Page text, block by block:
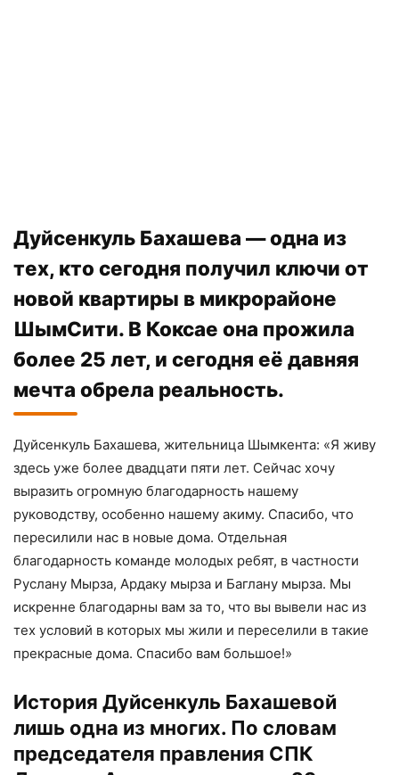
Дуйсенкуль Бахашева — одна из
тех, кто сегодня получил ключи от
новой квартиры в микрорайоне
ШымСити. В Коксае она прожила
более 25 лет, и сегодня её давняя
мечта обрела реальность.
Дуйсенкуль Бахашева, жительница Шымкента: «Я живу
здесь уже более двадцати пяти лет. Сейчас хочу
выразить огромную благодарность нашему
руководству, особенно нашему акиму. Спасибо, что
пересилили нас в новые дома. Отдельная
благодарность команде молодых ребят, в частности
Руслану Мырза, Ардаку мырза и Баглану мырза. Мы
искренне благодарны вам за то, что вы вывели нас из
тех условий в которых мы жили и переселили в такие
прекрасные дома. Спасибо вам большое!»
История Дуйсенкуль Бахашевой
лишь одна из многих. По словам
председателя правления СПК